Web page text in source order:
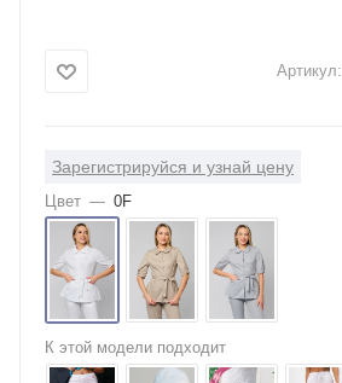
Артикул:
Зарегистрируйся и узнай цену
Цвет — 0F
К этой модели подходит